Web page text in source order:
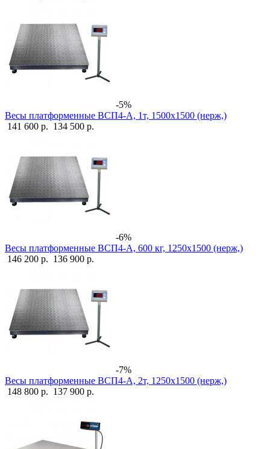
-5%
Весы платформенные ВСП4-А, 1т, 1500х1500 (нерж,)
141 600 р. 134 500 р.
-6%
Весы платформенные ВСП4-А, 600 кг, 1250х1500 (нерж,)
146 200 р. 136 900 р.
-7%
Весы платформенные ВСП4-А, 2т, 1250х1500 (нерж,)
148 800 р. 137 900 р.